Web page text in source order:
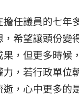
任議員的七年
希望讓頭份變
，但更多時候
，若行政單位
，心中更多的